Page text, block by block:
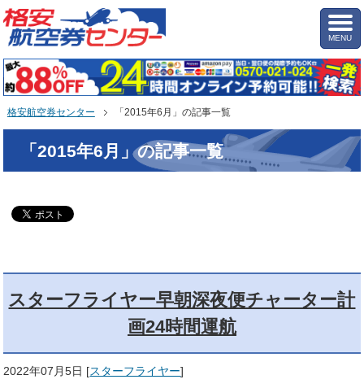
MENU
格安航空券センター 「2015年6月」の記事一覧
「2015年6月」の記事一覧
スターフライヤー早朝深夜便チャーター計
画24時間運航
2022年07月5日 [スターフライヤー]